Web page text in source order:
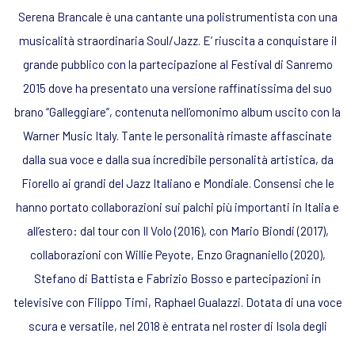
Serena Brancale è una cantante una polistrumentista con una
musicalità straordinaria Soul/Jazz. E’ riuscita a conquistare il
grande pubblico con la partecipazione al Festival di Sanremo
2015 dove ha presentato una versione raffinatissima del suo
brano “Galleggiare”, contenuta nell’omonimo album uscito con la
Warner Music Italy. Tante le personalità rimaste affascinate
dalla sua voce e dalla sua incredibile personalità artistica, da
Fiorello ai grandi del Jazz Italiano e Mondiale. Consensi che le
hanno portato collaborazioni sui palchi più importanti in Italia e
all’estero: dal tour con Il Volo (2016), con Mario Biondi (2017),
collaborazioni con Willie Peyote, Enzo Gragnaniello (2020),
Stefano di Battista e Fabrizio Bosso e partecipazioni in
televisive con Filippo Timi, Raphael Gualazzi. Dotata di una voce
scura e versatile, nel 2018 è entrata nel roster di Isola degli